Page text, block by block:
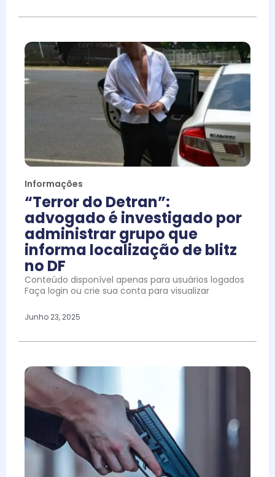
Informações
“Terror do Detran”:
advogado é investigado por
administrar grupo que
informa localização de blitz
no DF
Conteúdo disponível apenas para usuários logados
Faça login ou crie sua conta para visualizar
Junho 23, 2025